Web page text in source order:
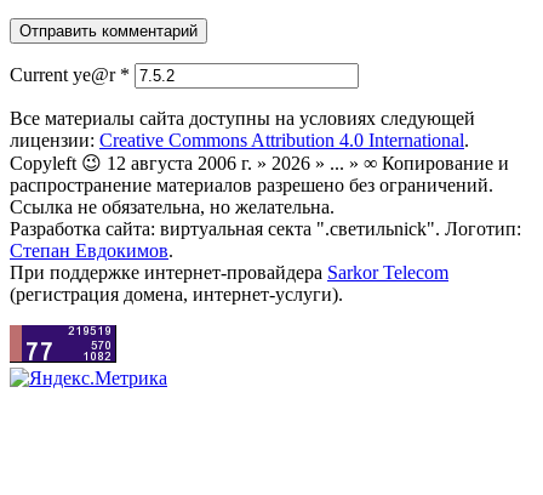
Current ye@r *
Все материалы сайта доступны на условиях следующей
лицензии: Creative Commons Attribution 4.0 International.
Copyleft 😉 12 августа 2006 г. » 2026 » ... » ∞ Копирование и
распространение материалов разрешено без ограничений.
Ссылка не обязательна, но желательна.
Разработка сайта: виртуальная секта ".светильnick". Логотип:
Степан Евдокимов.
При поддержке интернет-провайдера Sarkor Telecom
(регистрация домена, интернет-услуги).